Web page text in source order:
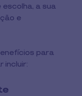
a sua
e
para
incluir: